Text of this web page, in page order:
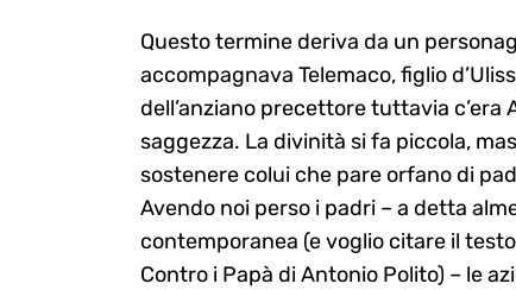
Questo termine deriva da un
accompagnava Telemaco, figlio
dell’anziano precettore tuttavia
saggezza. La divinità si fa piccola,
sostenere colui che pare orfano di
Avendo noi perso i padri – a detta
contemporanea (e voglio citare il
Contro i Papà di Antonio Polito) – le